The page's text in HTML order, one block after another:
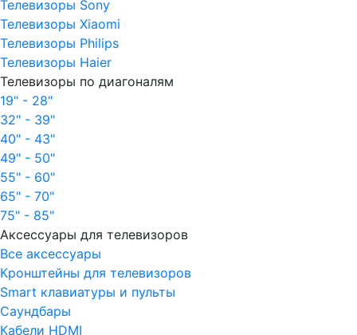
Телевизоры Sony
Телевизоры Xiaomi
Телевизоры Philips
Телевизоры Haier
Телевизоры по диагоналям
19" - 28"
32" - 39"
40" - 43"
49" - 50"
55" - 60"
65" - 70"
75" - 85"
Аксессуары для телевизоров
Все аксессуары
Кронштейны для телевизоров
Smart клавиатуры и пульты
Саундбары
Кабели HDMI